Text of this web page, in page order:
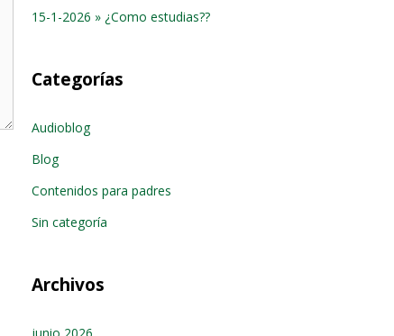
15-1-2026 » ¿Como estudias??
Categorías
Audioblog
Blog
Contenidos para padres
Sin categoría
Archivos